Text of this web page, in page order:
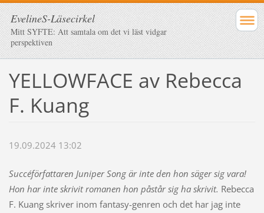
EvelineS-Läsecirkel
Mitt SYFTE: Att samtala om det vi läst vidgar
perspektiven
YELLOWFACE av Rebecca
F. Kuang
19.09.2024 13:02
Succéförfattaren Juniper Song är inte den hon säger sig vara!
Hon har inte skrivit romanen hon påstår sig ha skrivit. Rebecca
F. Kuang skriver inom fantasy-genren och det har jag inte